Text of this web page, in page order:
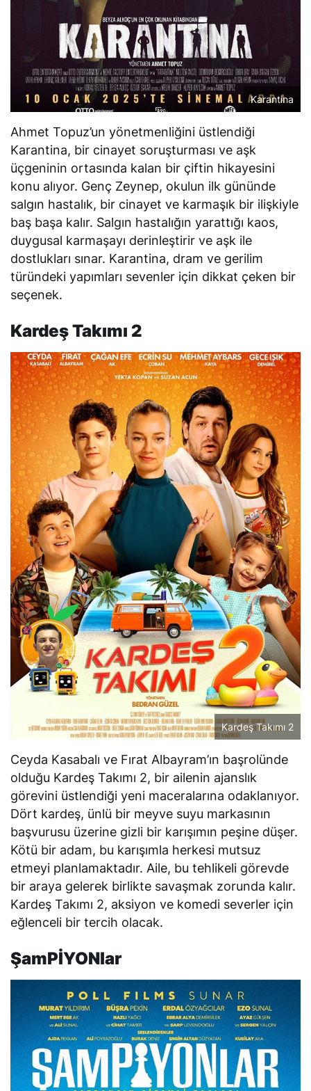
Karantina
Ahmet Topuz’un yönetmenliğini üstlendiği
Karantina, bir cinayet soruşturması ve aşk
üçgeninin ortasında kalan bir çiftin hikayesini
konu alıyor. Genç Zeynep, okulun ilk gününde
salgın hastalık, bir cinayet ve karmaşık bir ilişkiyle
baş başa kalır. Salgın hastalığın yarattığı kaos,
duygusal karmaşayı derinleştirir ve aşk ile
dostlukları sınar. Karantina, dram ve gerilim
türündeki yapımları sevenler için dikkat çeken bir
seçenek.
Kardeş Takımı 2
Kardeş Takımı 2
Ceyda Kasabalı ve Fırat Albayram’ın başrolünde
olduğu Kardeş Takımı 2, bir ailenin ajanslık
görevini üstlendiği yeni maceralarına odaklanıyor.
Dört kardeş, ünlü bir meyve suyu markasının
başvurusu üzerine gizli bir karışımın peşine düşer.
Kötü bir adam, bu karışımla herkesi mutsuz
etmeyi planlamaktadır. Aile, bu tehlikeli görevde
bir araya gelerek birlikte savaşmak zorunda kalır.
Kardeş Takımı 2, aksiyon ve komedi severler için
eğlenceli bir tercih olacak.
ŞamPİYONlar